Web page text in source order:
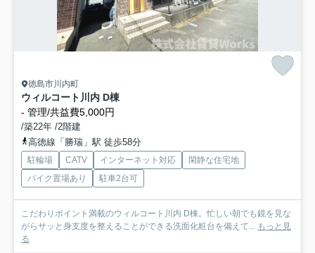
徳島市川内町
ウィルコート川内 D棟
- 管理/共益費5,000円
/築22年 /2階建
高徳線「勝瑞」駅 徒歩58分
駐輪場 CATV インターネット対応
閑静な住宅地
バイク置場あり
駐車2台可
こだわりポイント満載のウィルコート川内 D棟。忙しい朝でも鏡を見な
がらサッと身支度を整えることができる洗面化粧台を備えて... もっと見
る